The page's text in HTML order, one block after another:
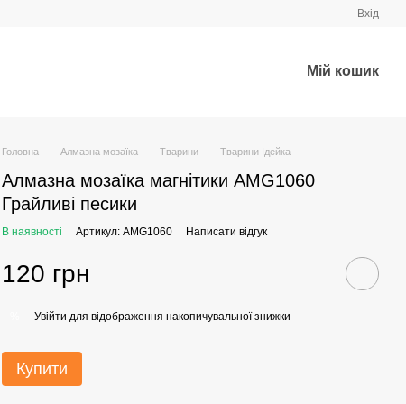
Вхід
Мій кошик
Головна Алмазна мозаїка Тварини Тварини Ідейка
Алмазна мозаїка магнітики AMG1060
Грайливі песики
В наявності Артикул: AMG1060 Написати відгук
120 грн
Увійти для відображення накопичувальної знижки
Купити